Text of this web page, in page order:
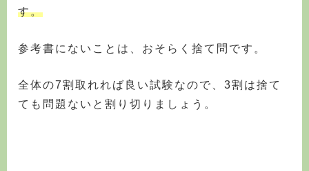
す。
参考書にないことは、おそらく捨て問です。
全体の7割取れれば良い試験なので、3割は捨て
ても問題ないと割り切りましょう。